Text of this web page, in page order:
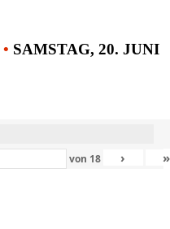
• SAMSTAG, 20. JUNI
von 18 › »